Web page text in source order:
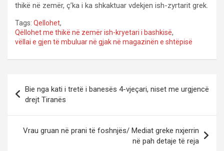
thikë në zemër, ç’ka i ka shkaktuar vdekjen ish-zyrtarit grek.
Tags: Qellohet,
Qëllohet me thikë në zemër ish-kryetari i bashkisë,
vëllai e gjen të mbuluar në gjak në magazinën e shtëpisë
s
Bie nga kati i tretë i banesës 4-vjeçari, niset me urgjencë
drejt Tiranës
Vrau gruan në prani të foshnjës/ Mediat greke nxjerrin
në pah detaje të reja